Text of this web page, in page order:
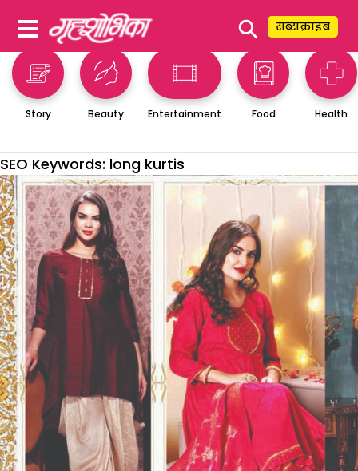
⚲ सब्सक्राइब
Story Beauty Entertainment Food Health
SEO Keywords: long kurtis